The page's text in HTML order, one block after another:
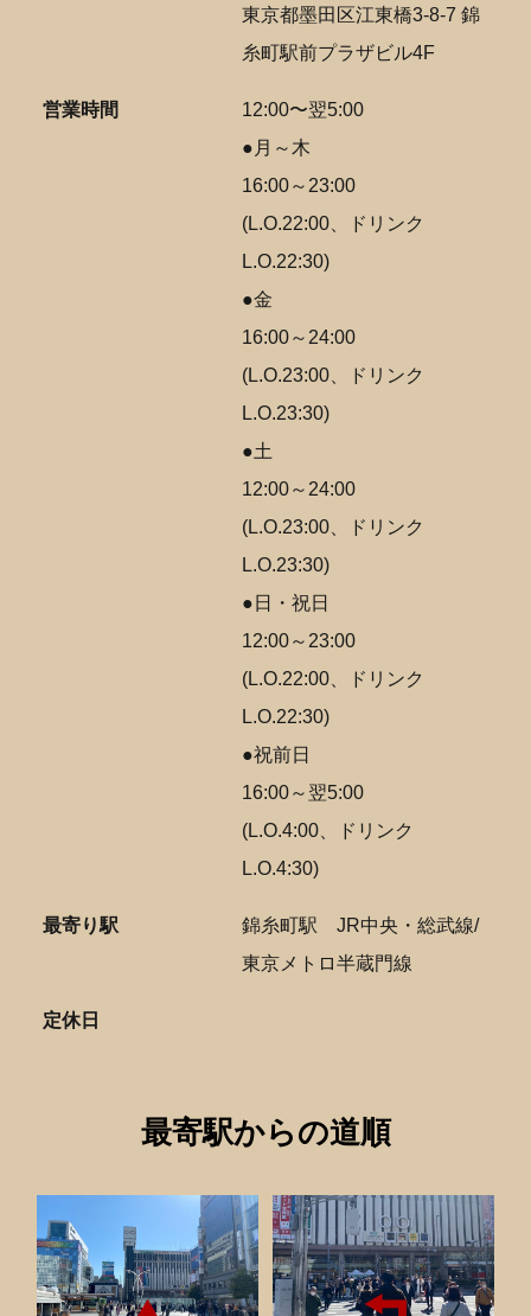
東京都墨田区江東橋3-8-7 錦
糸町駅前プラザビル4F
営業時間
12:00〜翌5:00
●月～木
16:00～23:00
(L.O.22:00、ドリンク
L.O.22:30)
●金
16:00～24:00
(L.O.23:00、ドリンク
L.O.23:30)
●土
12:00～24:00
(L.O.23:00、ドリンク
L.O.23:30)
●日・祝日
12:00～23:00
(L.O.22:00、ドリンク
L.O.22:30)
●祝前日
16:00～翌5:00
(L.O.4:00、ドリンク
L.O.4:30)
最寄り駅 錦糸町駅 JR中央・総武線/
東京メトロ半蔵門線
定休日
最寄駅からの道順